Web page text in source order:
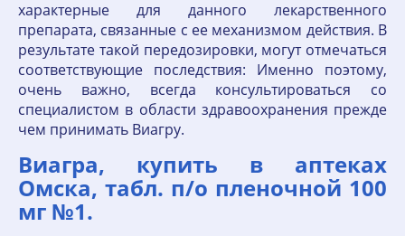
характерные для данного лекарственного
препарата, связанные с ее механизмом действия. В
результате такой передозировки, могут отмечаться
соответствующие последствия: Именно поэтому,
очень важно, всегда консультироваться со
специалистом в области здравоохранения прежде
чем принимать Виагру.
Виагра, купить в аптеках
Омска, табл. п/о пленочной 100
мг №1.